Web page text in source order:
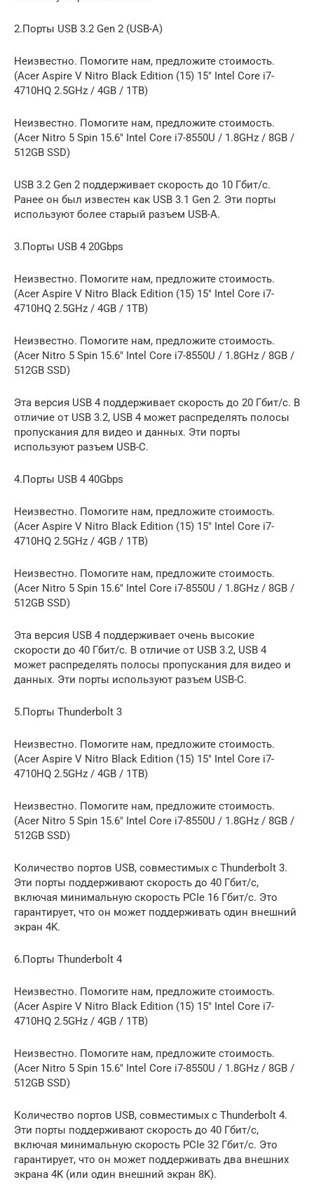
2.Порты USB 3.2 Gen 2 (USB-A)
Неизвестно. Помогите нам, предложите стоимость.
(Acer Aspire V Nitro Black Edition (15) 15″ Intel Core i7-
4710HQ 2.5GHz / 4GB / 1TB)
Неизвестно. Помогите нам, предложите стоимость.
(Acer Nitro 5 Spin 15.6″ Intel Core i7-8550U / 1.8GHz / 8GB /
512GB SSD)
USB 3.2 Gen 2 поддерживает скорость до 10 Гбит/с.
Ранее он был известен как USB 3.1 Gen 2. Эти порты
используют более старый разъем USB-A.
3.Порты USB 4 20Gbps
Неизвестно. Помогите нам, предложите стоимость.
(Acer Aspire V Nitro Black Edition (15) 15″ Intel Core i7-
4710HQ 2.5GHz / 4GB / 1TB)
Неизвестно. Помогите нам, предложите стоимость.
(Acer Nitro 5 Spin 15.6″ Intel Core i7-8550U / 1.8GHz / 8GB /
512GB SSD)
Эта версия USB 4 поддерживает скорость до 20 Гбит/с. В
отличие от USB 3.2, USB 4 может распределять полосы
пропускания для видео и данных. Эти порты
используют разъем USB-C.
4.Порты USB 4 40Gbps
Неизвестно. Помогите нам, предложите стоимость.
(Acer Aspire V Nitro Black Edition (15) 15″ Intel Core i7-
4710HQ 2.5GHz / 4GB / 1TB)
Неизвестно. Помогите нам, предложите стоимость.
(Acer Nitro 5 Spin 15.6″ Intel Core i7-8550U / 1.8GHz / 8GB /
512GB SSD)
Эта версия USB 4 поддерживает очень высокие
скорости до 40 Гбит/с. В отличие от USB 3.2, USB 4
может распределять полосы пропускания для видео и
данных. Эти порты используют разъем USB-C.
5.Порты Thunderbolt 3
Неизвестно. Помогите нам, предложите стоимость.
(Acer Aspire V Nitro Black Edition (15) 15″ Intel Core i7-
4710HQ 2.5GHz / 4GB / 1TB)
Неизвестно. Помогите нам, предложите стоимость.
(Acer Nitro 5 Spin 15.6″ Intel Core i7-8550U / 1.8GHz / 8GB /
512GB SSD)
Количество портов USB, совместимых с Thunderbolt 3.
Эти порты поддерживают скорость до 40 Гбит/с,
включая минимальную скорость PCIe 16 Гбит/с. Это
гарантирует, что он может поддерживать один внешний
экран 4K.
6.Порты Thunderbolt 4
Неизвестно. Помогите нам, предложите стоимость.
(Acer Aspire V Nitro Black Edition (15) 15″ Intel Core i7-
4710HQ 2.5GHz / 4GB / 1TB)
Неизвестно. Помогите нам, предложите стоимость.
(Acer Nitro 5 Spin 15.6″ Intel Core i7-8550U / 1.8GHz / 8GB /
512GB SSD)
Количество портов USB, совместимых с Thunderbolt 4.
Эти порты поддерживают скорость до 40 Гбит/с,
включая минимальную скорость PCIe 32 Гбит/с. Это
гарантирует, что он может поддерживать два внешних
экрана 4K (или один внешний экран 8K).